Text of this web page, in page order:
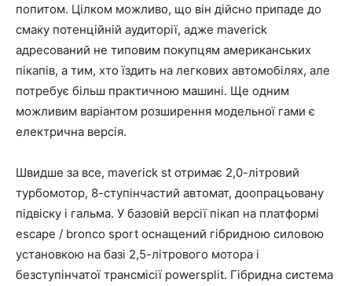
попитом. Цілком можливо, що він дійсно припаде до
смаку потенційній аудиторії, адже maverick
адресований не типовим покупцям американських
пікапів, а тим, хто їздить на легкових автомобілях, але
потребує більш практичною машині. Ще одним
можливим варіантом розширення модельної гами є
електрична версія.
Швидше за все, maverick st отримає 2,0-літровий
турбомотор, 8-ступінчастий автомат, доопрацьовану
підвіску і гальма. У базовій версії пікап на платформі
escape / bronco sport оснащений гібридною силовою
установкою на базі 2,5-літрового мотора і
безступінчатої трансмісії powersplit. Гібридна система